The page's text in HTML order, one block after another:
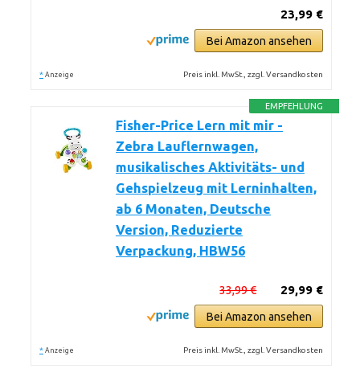
23,99 €
Bei Amazon ansehen
* Anzeige Preis inkl. MwSt., zzgl. Versandkosten
EMPFEHLUNG
Fisher-Price Lern mit mir -
Zebra Lauflernwagen,
musikalisches Aktivitäts- und
Gehspielzeug mit Lerninhalten,
ab 6 Monaten, Deutsche
Version, Reduzierte
Verpackung, HBW56
29,99 €
33,99 €
Bei Amazon ansehen
* Anzeige Preis inkl. MwSt., zzgl. Versandkosten